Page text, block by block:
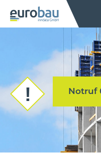
Notruf